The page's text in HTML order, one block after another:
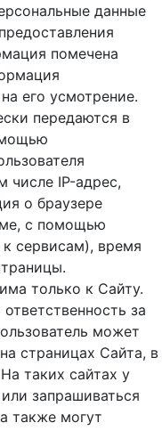
данные
помечена
его усмотрение.
передаются в
числе IP-адрес,
о браузере
с помощью
cервисам), время
только к Сайту.
за
может
страницах Сайта, в
таких сайтах у
запрашиваться
также могут